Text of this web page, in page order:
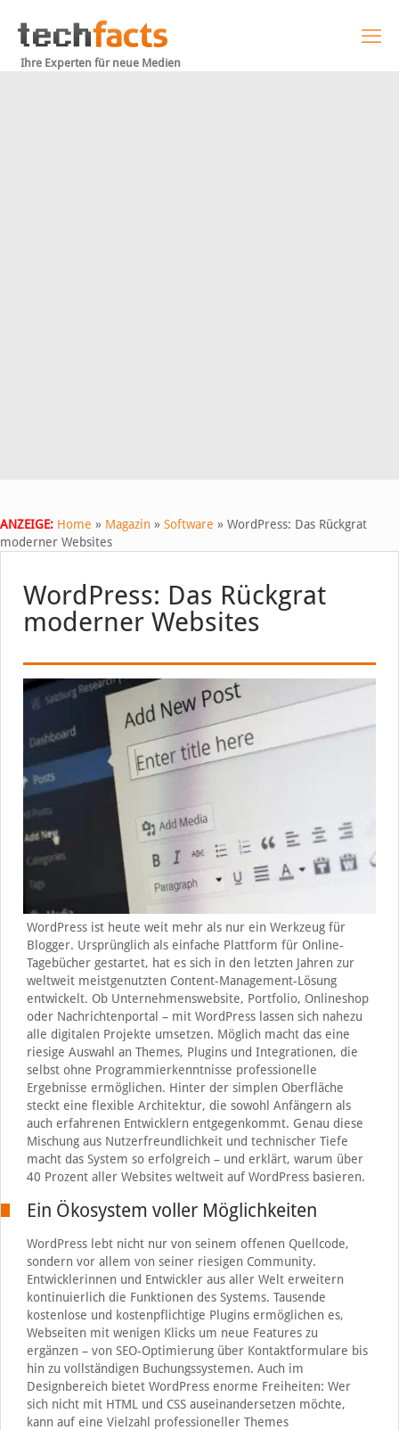
Ihre Experten für neue Medien
ANZEIGE: Home » Magazin » Software » WordPress: Das Rückgrat
moderner Websites
WordPress: Das Rückgrat
moderner Websites
WordPress ist heute weit mehr als nur ein Werkzeug für
Blogger. Ursprünglich als einfache Plattform für Online-
Tagebücher gestartet, hat es sich in den letzten Jahren zur
weltweit meistgenutzten Content-Management-Lösung
entwickelt. Ob Unternehmenswebsite, Portfolio, Onlineshop
oder Nachrichtenportal – mit WordPress lassen sich nahezu
alle digitalen Projekte umsetzen. Möglich macht das eine
riesige Auswahl an Themes, Plugins und Integrationen, die
selbst ohne Programmierkenntnisse professionelle
Ergebnisse ermöglichen. Hinter der simplen Oberfläche
steckt eine flexible Architektur, die sowohl Anfängern als
auch erfahrenen Entwicklern entgegenkommt. Genau diese
Mischung aus Nutzerfreundlichkeit und technischer Tiefe
macht das System so erfolgreich – und erklärt, warum über
40 Prozent aller Websites weltweit auf WordPress basieren.
Ein Ökosystem voller Möglichkeiten
WordPress lebt nicht nur von seinem offenen Quellcode,
sondern vor allem von seiner riesigen Community.
Entwicklerinnen und Entwickler aus aller Welt erweitern
kontinuierlich die Funktionen des Systems. Tausende
kostenlose und kostenpflichtige Plugins ermöglichen es,
Webseiten mit wenigen Klicks um neue Features zu
ergänzen – von SEO-Optimierung über Kontaktformulare bis
hin zu vollständigen Buchungssystemen. Auch im
Designbereich bietet WordPress enorme Freiheiten: Wer
sich nicht mit HTML und CSS auseinandersetzen möchte,
kann auf eine Vielzahl professioneller Themes